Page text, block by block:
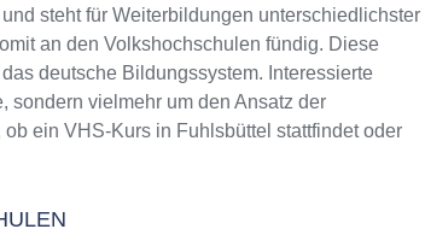
steht für Weiterbildungen unterschiedlichster
an den Volkshochschulen fündig. Diese
deutsche Bildungssystem. Interessierte
sondern vielmehr um den Ansatz der
ein VHS-Kurs in Fuhlsbüttel stattfindet oder